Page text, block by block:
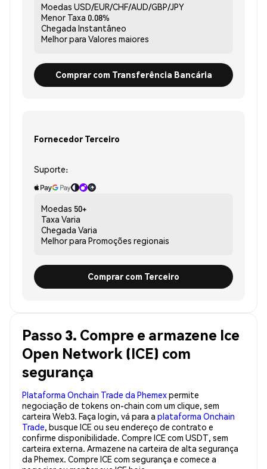
Moedas USD/EUR/CHF/AUD/GBP/JPY
Menor Taxa 0.08%
Chegada Instantâneo
Melhor para Valores maiores
Comprar com Transferência Bancária
Fornecedor Terceiro
Suporte:
Moedas 50+
Taxa Varia
Chegada Varia
Melhor para Promoções regionais
Comprar com Terceiro
Passo 3. Compre e armazene Ice
Open Network (ICE) com
segurança
Plataforma Onchain Trade da Phemexpermite
negociação de tokens on-chain com um clique, sem
carteira Web3. Faça login, vá para a plataforma Onchain
Trade, busque ICE ou seu endereço de contrato e
confirme disponibilidade. Compre ICE com USDT, sem
carteira externa. Armazene na carteira de alta segurança
da Phemex. Compre ICE com segurança e comece a